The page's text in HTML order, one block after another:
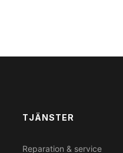
TJÄNSTER
Reparation & service